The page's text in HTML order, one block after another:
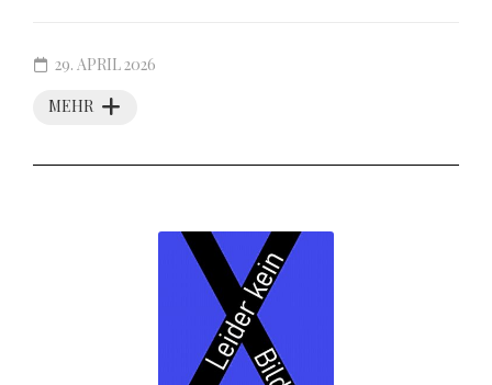
MEHR
29. APRIL 2026